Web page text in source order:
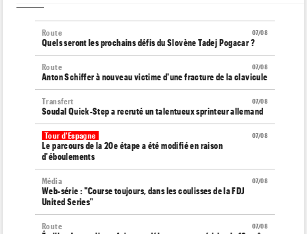
07/08
Route
Quels seront les prochains défis du Slovène Tadej Pogacar ?
07/08
Route
Anton Schiffer à nouveau victime d'une fracture de la clavicule
07/08
Transfert
Soudal Quick-Step a recruté un talentueux sprinteur allemand
07/08
Tour d'Espagne
Le parcours de la 20e étape a été modifié en raison
d'éboulements
07/08
Média
Web-série : "Course toujours, dans les coulisses de la FDJ
United Series"
07/08
Route